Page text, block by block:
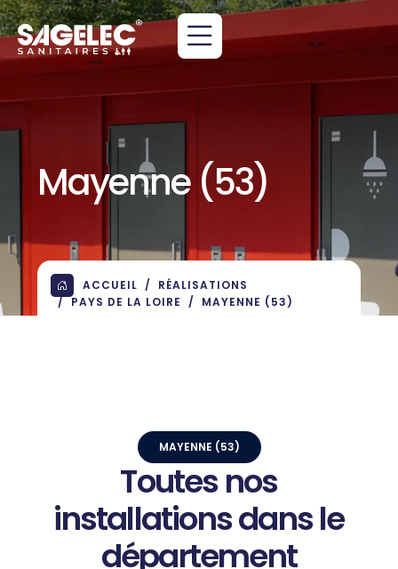
Mayenne (53)
ACCUEIL
RÉALISATIONS
PAYS DE LA LOIRE
MAYENNE (53)
MAYENNE (53)
Toutesnos
installationsdansle
département